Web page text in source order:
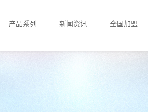
产品系列 新闻资讯 全国加盟